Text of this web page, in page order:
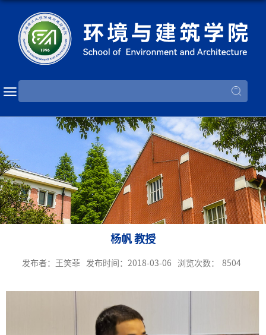
杨帆 教授
发布者：王笑菲 发布时间：2018-03-06 浏览次数： 8504